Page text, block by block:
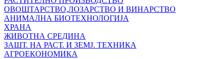
ОВОШТАРСТВО,ЛОЗАРСТВО И ВИНАРСТВО
АНИМАЛНА БИОТЕХНОЛОГИЈА
ХРАНА
ЖИВОТНА СРЕДИНА
ЗАШТ. НА РАСТ. И ЗЕМЈ. ТЕХНИКА
АГРОЕКОНОМИКА